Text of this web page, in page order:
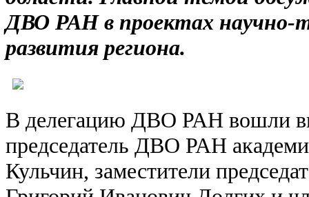
ДВО РАН в проектах научно-
развития региона.
В делегацию ДВО РАН вошли
председатель ДВО РАН
Кульчин, заместители